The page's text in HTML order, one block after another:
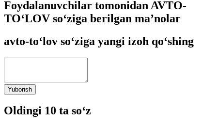
Foydalanuvchilar tomonidan AVTO-
TO‘LOV so‘ziga berilgan ma’nolar
avto-to‘lov so‘ziga yangi izoh qo‘shing
Yuborish
Oldingi 10 ta so‘z